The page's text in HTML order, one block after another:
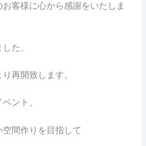
客様に心から感謝をいたしま
た。
再開致します。
ント、
間作りを目指して